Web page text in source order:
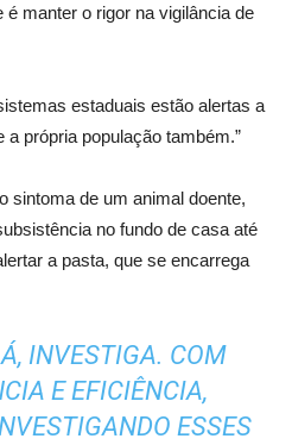
é manter o rigor na vigilância de
estaduais estão alertas a
a própria população também.”
sintoma de um animal doente,
no fundo de casa até
a pasta, que se encarrega
INVESTIGA. COM
E EFICIÊNCIA,
ESSES